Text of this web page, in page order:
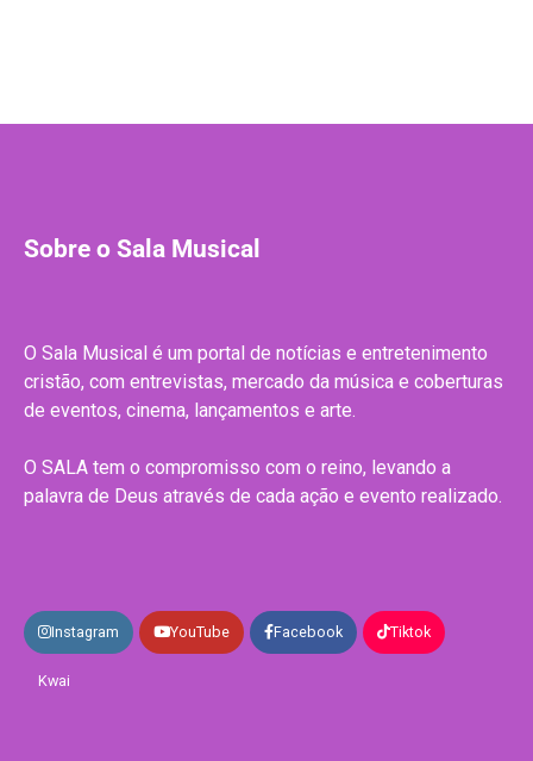
Sobre o Sala Musical
O Sala Musical é um portal de notícias e entretenimento
cristão, com entrevistas, mercado da música e coberturas
de eventos, cinema, lançamentos e arte.
O SALA tem o compromisso com o reino, levando a
palavra de Deus através de cada ação e evento realizado.
Instagram YouTube Facebook Tiktok
Kwai